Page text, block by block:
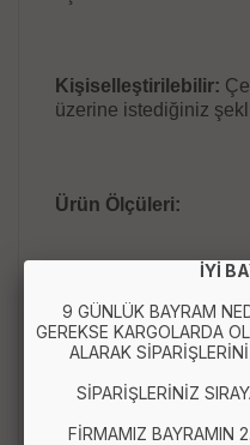
Kişiselleştirilebilir:
üzerine istediğiniz
Ürün Ölçüleri:
Uzunluğu: 65 mm
Kalınlık: 2.2 mm
İYİ
9 GÜNLÜK BAYRAM
GEREKSE KARGOLARDA
ALARAK
SİPARİŞLERİNİZ
FİRMAMIZ BAYRAMIN